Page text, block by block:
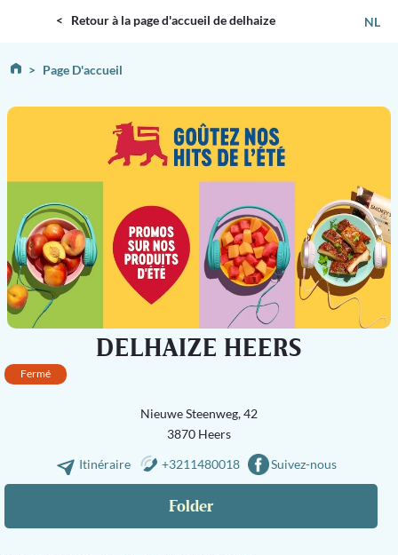
< Retour à la page d'accueil de delhaize NL
Page D'accueil
DELHAIZE HEERS
Fermé
Nieuwe Steenweg, 42
3870 Heers
Itinéraire
+3211480018 Suivez-nous
Folder